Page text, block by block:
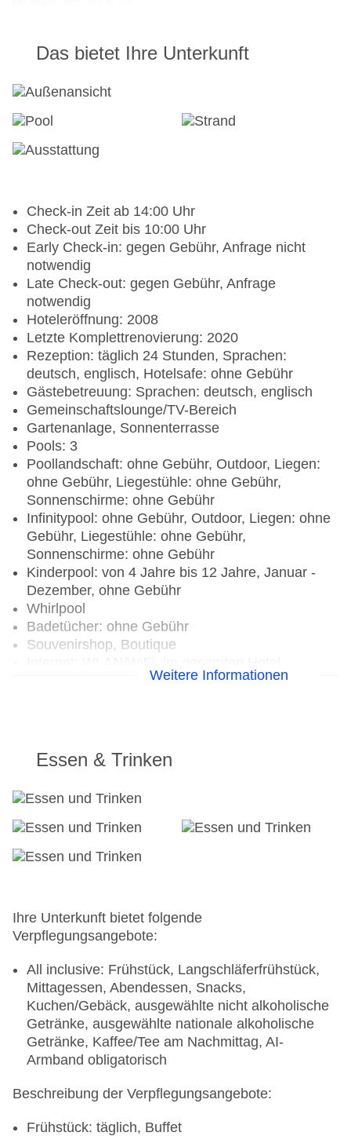
Das bietet Ihre Unterkunft
Check-in Zeit ab 14:00 Uhr
Check-out Zeit bis 10:00 Uhr
Early Check-in: gegen Gebühr, Anfrage nicht
notwendig
Late Check-out: gegen Gebühr, Anfrage
notwendig
Hoteleröffnung: 2008
Letzte Komplettrenovierung: 2020
Rezeption: täglich 24 Stunden, Sprachen:
deutsch, englisch, Hotelsafe: ohne Gebühr
Gästebetreuung: Sprachen: deutsch, englisch
Gemeinschaftslounge/TV-Bereich
Gartenanlage, Sonnenterrasse
Pools: 3
Poollandschaft: ohne Gebühr, Outdoor, Liegen:
ohne Gebühr, Liegestühle: ohne Gebühr,
Sonnenschirme: ohne Gebühr
Infinitypool: ohne Gebühr, Outdoor, Liegen: ohne
Gebühr, Liegestühle: ohne Gebühr,
Sonnenschirme: ohne Gebühr
Kinderpool: von 4 Jahre bis 12 Jahre, Januar -
Dezember, ohne Gebühr
Whirlpool
Badetücher: ohne Gebühr
Souvenirshop, Boutique
(Anlage): ohne Gebühr
Haustiere nicht erlaubt
Parkmöglichkeiten: Parkplatz (nach
Verfügbarkeit), bewacht: ohne Gebühr, Anfrage &
Reservierung nicht notwendig
Businesscenter: gegen Gebühr
Gebäudeanzahl: 18, Etagen: 4, Zimmer: 182
Weitere Informationen
Essen & Trinken
Ihre Unterkunft bietet folgende
Verpflegungsangebote:
All inclusive: Frühstück, Langschläferfrühstück,
Mittagessen, Abendessen, Snacks,
Kuchen/Gebäck, ausgewählte nicht alkoholische
Getränke, ausgewählte nationale alkoholische
Getränke, Kaffee/Tee am Nachmittag, AI-
Armband obligatorisch
Beschreibung der Verpflegungsangebote:
Frühstück: täglich, Buffet